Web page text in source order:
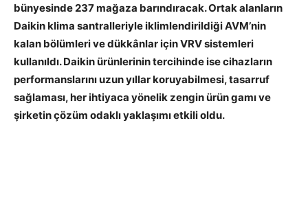
bünyesinde 237 mağaza barındıracak.Ortak alanların
Daikin klima santralleriyle iklimlendirildiği AVM’nin
kalan bölümleri ve dükkânlar için VRV sistemleri
kullanıldı. Daikin ürünlerinin tercihinde ise cihazların
performanslarını uzun yıllar koruyabilmesi, tasarruf
sağlaması, her ihtiyaca yönelik zengin ürün gamı ve
şirketin çözüm odaklı yaklaşımı etkili oldu.